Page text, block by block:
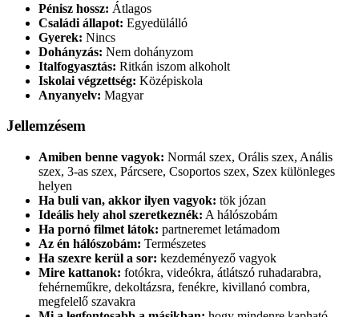
Pénisz hossz: Átlagos
Családi állapot: Egyedülálló
Gyerek: Nincs
Dohányzás: Nem dohányzom
Italfogyasztás: Ritkán iszom alkoholt
Iskolai végzettség: Középiskola
Anyanyelv: Magyar
Jellemzésem
Amiben benne vagyok: Normál szex, Orális szex, Anális
szex, 3-as szex, Párcsere, Csoportos szex, Szex különleges
helyen
Ha buli van, akkor ilyen vagyok: tök józan
Ideális hely ahol szeretkeznék: A hálószobám
Ha pornó filmet látok: partneremet letámadom
Az én hálószobám: Természetes
Ha szexre kerül a sor: kezdeményező vagyok
Mire kattanok: fotókra, videókra, átlátszó ruhadarabra,
fehérneműkre, dekoltázsra, fenékre, kivillanó combra,
megfelelő szavakra